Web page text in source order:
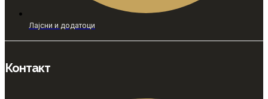
Лајсни и додатоци
Контакт